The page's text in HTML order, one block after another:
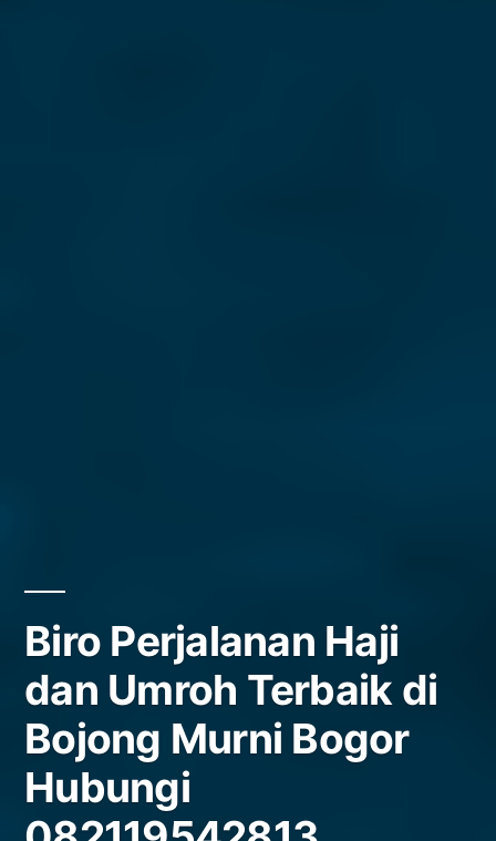
Biro Perjalanan Haji
dan Umroh Terbaik di
Bojong Murni Bogor
Hubungi